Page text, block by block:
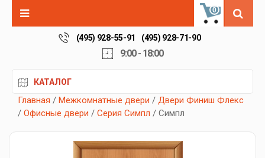
0
(495) 928-55-91 (495) 928-71-90
9:00 - 18:00
КАТАЛОГ
Главная / Межкомнатные двери / Двери Финиш Флекс
/ Офисные двери / Серия Симпл / Симпл